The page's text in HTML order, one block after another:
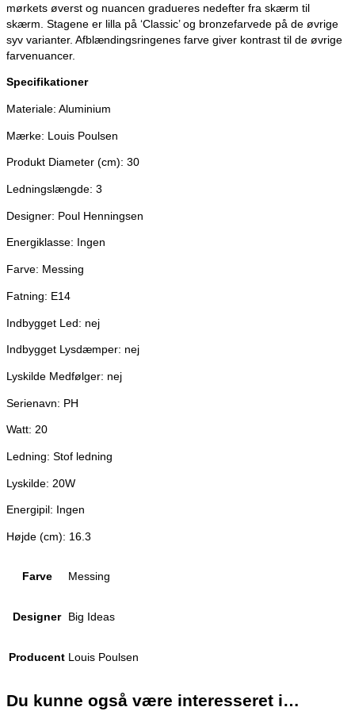
mørkets øverst og nuancen gradueres nedefter fra skærm til
skærm. Stagene er lilla på ‘Classic’ og bronzefarvede på de øvrige
syv varianter. Afblændingsringenes farve giver kontrast til de øvrige
farvenuancer.
Specifikationer
Materiale: Aluminium
Mærke: Louis Poulsen
Produkt Diameter (cm): 30
Ledningslængde: 3
Designer: Poul Henningsen
Energiklasse: Ingen
Farve: Messing
Fatning: E14
Indbygget Led: nej
Indbygget Lysdæmper: nej
Lyskilde Medfølger: nej
Serienavn: PH
Watt: 20
Ledning: Stof ledning
Lyskilde: 20W
Energipil: Ingen
Højde (cm): 16.3
Farve Messing
Designer Big Ideas
Producent Louis Poulsen
Du kunne også være interesseret i…